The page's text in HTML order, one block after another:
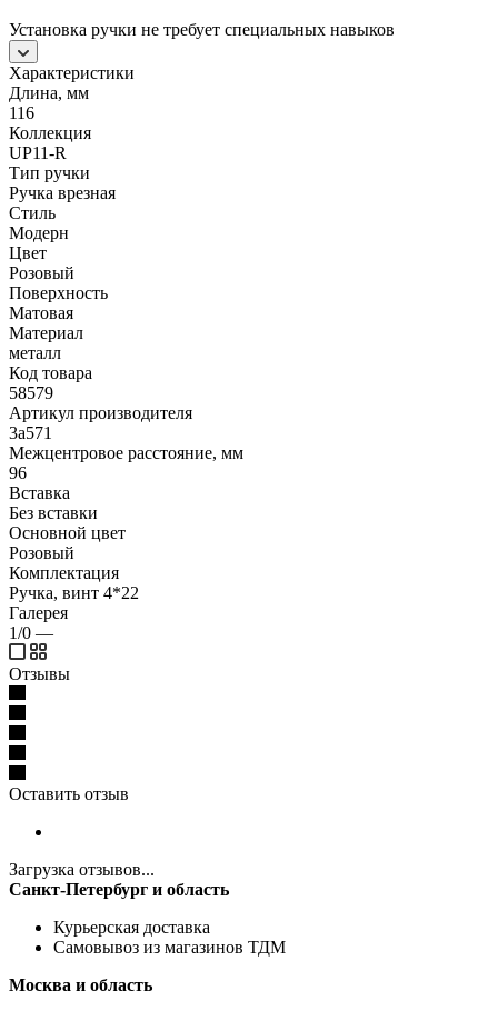
Установка ручки не требует специальных навыков
Характеристики
Длина, мм
116
Коллекция
UР11-R
Тип ручки
Ручка врезная
Стиль
Модерн
Цвет
Розовый
Поверхность
Матовая
Материал
металл
Код товара
58579
Артикул производителя
3а571
Межцентровое расстояние, мм
96
Вставка
Без вставки
Основной цвет
Розовый
Комплектация
Ручка, винт 4*22
Галерея
1/0 —
Отзывы
Оставить отзыв
Загрузка отзывов...
Санкт-Петербург и область
Курьерская доставка
Самовывоз из магазинов ТДМ
Москва и область